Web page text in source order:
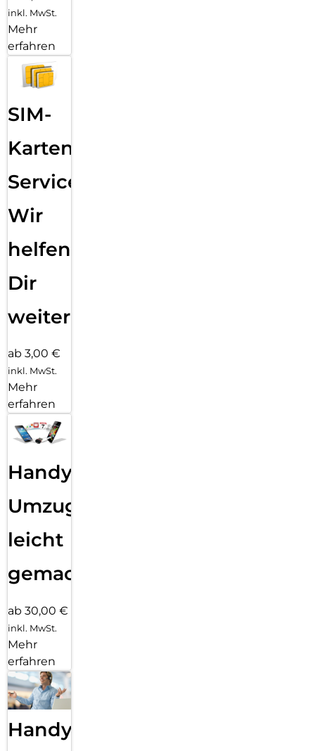
inkl. MwSt.
Mehr
erfahren
SIM-
Karten
Service:
Wir
helfen
Dir
weiter
ab 3,00 €
inkl. MwSt.
Mehr
erfahren
Handy
Umzug
leicht
gemacht!
ab 30,00 €
inkl. MwSt.
Mehr
erfahren
Handy